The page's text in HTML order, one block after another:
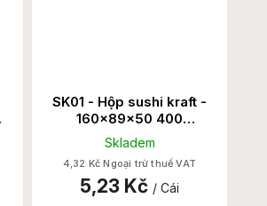
SK01 - Hộp sushi kraft -
160x89x50 400
Set/Thùng
Skladem
4,32 Kč Ngoại trừ thuế VAT
5,23 Kč / Cái